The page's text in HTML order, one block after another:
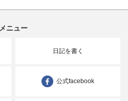
メニュー
日記を書く
公式facebook